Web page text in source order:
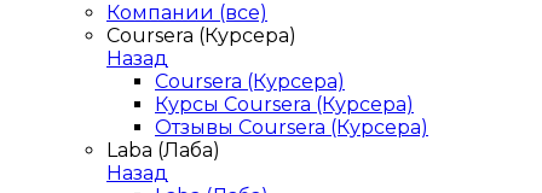
Компании (все)
Coursera (Курсера)
Назад
Coursera (Курсера)
Курсы Coursera (Курсера)
Отзывы Coursera (Курсера)
Laba (Лаба)
Назад